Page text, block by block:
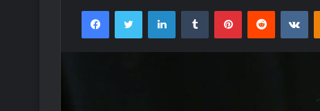
FacebookTwitter LinkedInTumblr PinterestReddit